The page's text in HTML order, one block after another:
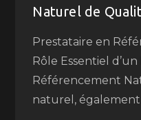
Naturel de
Prestataire en
Rôle Essentiel
Référencement
naturel,